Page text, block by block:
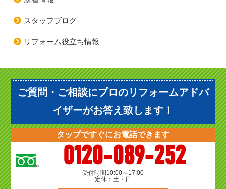
スタッフブログ
リフォーム役立ち情報
ご質問・ご相談にプロのリフォームアドバ
イザーがお答え致します！
タップですぐにお電話できます
0120-089-252
受付時間 10:00～17:00
定休：土・日